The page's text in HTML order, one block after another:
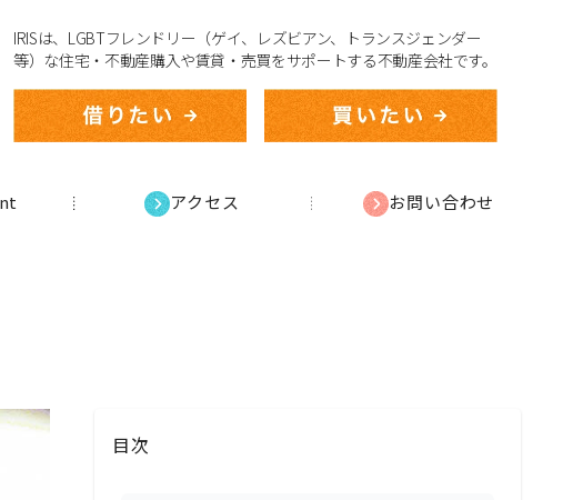
IRISは、LGBTフレンドリー（ゲイ、レズビアン、トランスジェンダー
等）な住宅・不動産購入や賃貸・売買をサポートする不動産会社です。
アクセス お問い合わせ
目次